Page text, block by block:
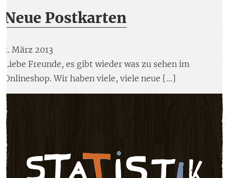
Neue Postkarten
1. März 2013
Liebe Freunde, es gibt wieder was zu sehen im
Onlineshop. Wir haben viele, viele neue […]